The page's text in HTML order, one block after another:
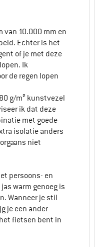
van 10.000 mm en
Echter is het
of je met deze
Ik
de regen lopen
g/m² kunstvezel
ik dat deze
met goede
isolatie anders
niet
persoons- en
warm genoeg is
Wanneer je stil
je een ander
fietsen bent in